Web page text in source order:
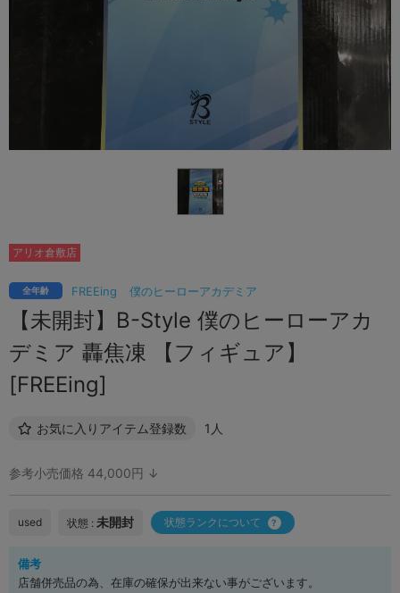
FREEing 僕のヒーローアカデミア
全年齢
【未開封】B-Style 僕のヒーローアカ
デミア 轟焦凍 【フィギュア】
[FREEing]
お気に入りアイテム登録数 1人
アリオ倉敷店
参考小売価格 44,000円 ↓
used 状態 : 未開封 状態ランクについて
備考
店舗併売品の為、在庫の確保が出来ない事がございます。